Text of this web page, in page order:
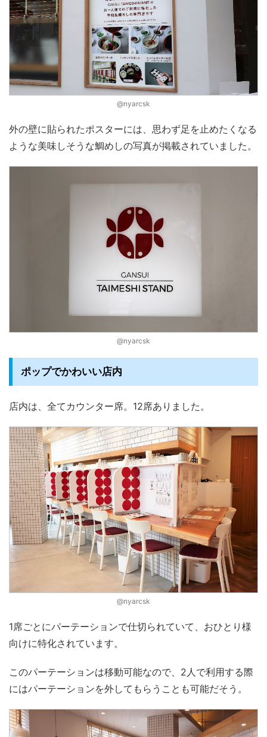
@nyarcsk
外の壁に貼られたポスターには、思わず足を止めたくなる
ような美味しそうな鯛めしの写真が掲載されていました。
@nyarcsk
ポップでかわいい店内
店内は、全てカウンター席。12席ありました。
@nyarcsk
1席ごとにパーテーションで仕切られていて、おひとり様
向けに特化されています。
このパーテーションは移動可能なので、2人で利用する際
にはパーテーションを外してもらうことも可能だそう。